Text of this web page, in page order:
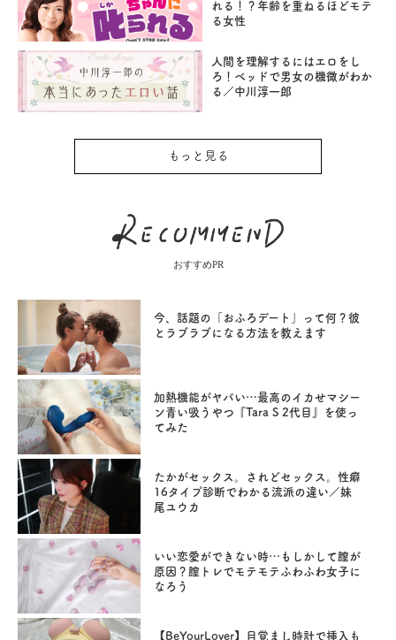
れる！？年齢を重ねるほどモテ
る女性
人間を理解するにはエロをし
ろ！ベッドで男女の機微がわか
る／中川淳一郎
もっと見る
おすすめPR
今、話題の「おふろデート」って何？彼
とラブラブになる方法を教えます
加熱機能がヤバい…最高のイカせマシー
ン青い吸うやつ『Tara S 2代目』を使っ
てみた
たかがセックス。されどセックス。性癖
16タイプ診断でわかる流派の違い／妹
尾ユウカ
いい恋愛ができない時…もしかして膣が
原因？膣トレでモテモテふわふわ女子に
なろう
【BeYourLover】目覚まし時計で挿入も